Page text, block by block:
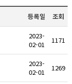
등록일 조회
2023-
02-01
1171
2023-
02-01
1269